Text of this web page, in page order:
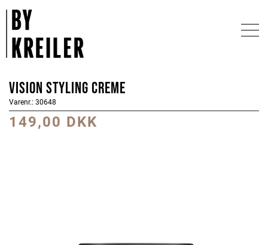
Vision Styling Creme
Varenr.: 30648
149,00 DKK